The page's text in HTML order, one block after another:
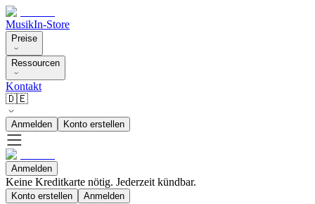
MusikIn-Store
Preise
Ressourcen
Kontakt
🇩🇪
Anmelden Konto erstellen
Anmelden
Keine Kreditkarte nötig. Jederzeit kündbar.
Konto erstellen Anmelden